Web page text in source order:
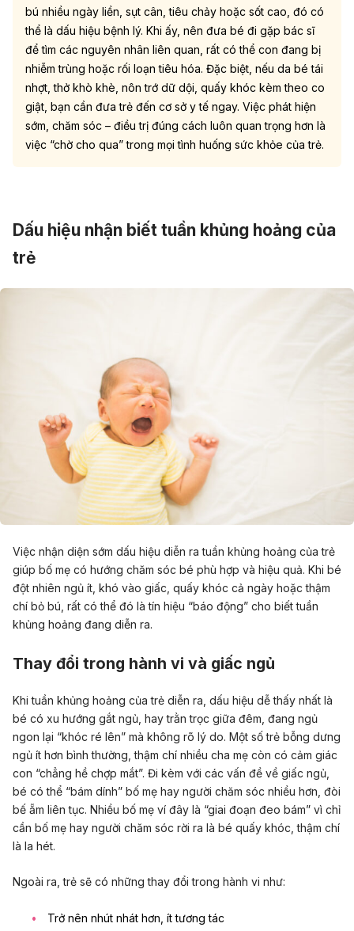
bú nhiều ngày liền, sụt cân, tiêu chảy hoặc sốt cao, đó có
thể là dấu hiệu bệnh lý. Khi ấy, nên đưa bé đi gặp bác sĩ
đểtìm các nguyên nhân liên quan, rất có thể con đang bị
nhiễm trùng hoặc rối loạn tiêu hóa. Đặc biệt, nếu da bé tái
nhợt, thở khò khè, nôn trớ dữ dội, quấy khóc kèm theo co
giật, bạn cần đưa trẻ đến cơ sở y tế ngay. Việc phát hiện
sớm, chăm sóc – điều trị đúng cách luôn quan trọng hơn là
việc “chờ cho qua” trong mọi tình huống sức khỏe của trẻ.
Dấu hiệu nhận biết tuần khủng hoảng của
trẻ
Việc nhận diện sớm dấu hiệu diễn ra tuần khủng hoảng của trẻ
giúp bố mẹ có hướng chăm sóc bé phù hợp và hiệu quả. Khi bé
đột nhiên ngủ ít, khó vào giấc , quấy khóc cả ngày hoặc thậm
chí bỏ bú, rất có thể đó là tín hiệu “báo động” cho biết tuần
khủng hoảng đang diễn ra.
Thay đổi trong hành vi và giấc ngủ
Khi tuần khủng hoảng của trẻ diễn ra, dấu hiệu dễ thấy nhất là
bé có xu hướng gắt ngủ, hay trằn trọc giữa đêm, đang ngủ
ngon lại “khóc ré lên” mà không rõ lý do. Một số trẻ bỗng dưng
ngủ ít hơn bình thường, thậm chí nhiều cha mẹ còn có cảm giác
con “chẳng hề chợp mắt”. Đi kèm với các vấn đề về giấc ngủ,
bé có thể “bám dính” bố mẹ hay người chăm sóc nhiều hơn, đòi
bế ẵm liên tục. Nhiều bố mẹ ví đây là “giai đoạn đeo bám” vì chỉ
cần bố mẹ hay người chăm sóc rời ra là bé quấy khóc, thậm chí
là la hét.
Ngoài ra, trẻ sẽ có những thay đổi trong hành vi như:
Trở nên nhút nhát hơn, ít tương tác